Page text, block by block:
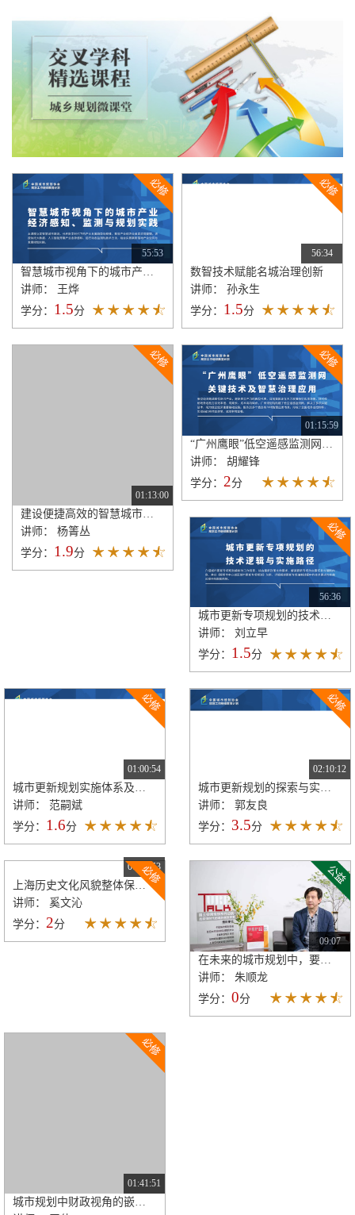
55:53
智慧城市视角下的城市产业经济感知、监测与规划实践
讲师： 王烨
学分： 1.5分
56:34
数智技术赋能名城治理创新
讲师： 孙永生
学分： 1.5分
01:13:00
建设便捷高效的智慧城市指标研究与建设策略
讲师： 杨箐丛
学分： 1.9分
01:15:59
讲师： 胡耀锋
学分： 2分
56:36
城市更新专项规划的技术逻辑与实施路径
讲师： 刘立早
学分： 1.5分
01:00:54
城市更新规划实施体系及编制工作手册解读
讲师： 范嗣斌
学分： 1.6分
02:10:12
城市更新规划的探索与实践——以广州为例
讲师： 郭友良
学分： 3.5分
01:13:53 09:07
讲师： 朱顺龙
学分：0分